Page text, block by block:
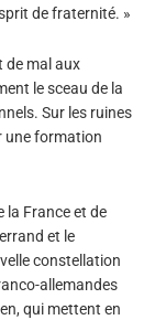
de fraternité. »
de mal aux
le sceau de la
Sur les ruines
une formation
la France et de
et le
constellation
allemandes
qui mettent en